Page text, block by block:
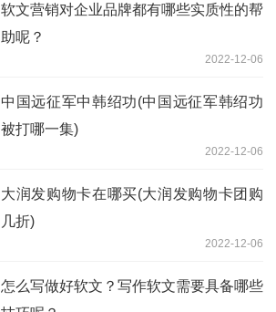
软文营销对企业品牌都有哪些实质性的帮
助呢？
2022-12-06
中国远征军中韩绍功(中国远征军韩绍功
被打哪一集)
2022-12-06
大润发购物卡在哪买(大润发购物卡团购
几折)
2022-12-06
怎么写做好软文？写作软文需要具备哪些